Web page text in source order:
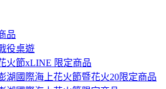
品
役桌遊
火節xLINE 限定商品
湖國際海上花火節暨花火20限定商品